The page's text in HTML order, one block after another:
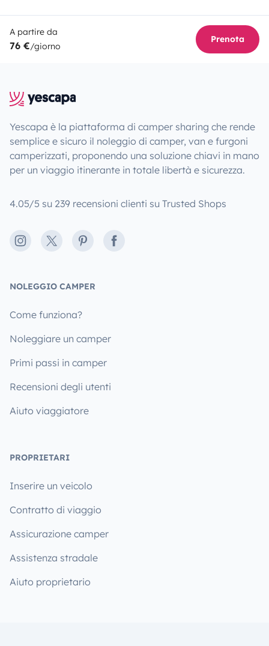
A partire da
76 €/giorno
Prenota
Yescapa è la piattaforma di camper sharing che rende
semplice e sicuro il noleggio di camper, van e furgoni
camperizzati, proponendo una soluzione chiavi in mano
per un viaggio itinerante in totale libertà e sicurezza.
4.05/5 su 239 recensioni clienti su Trusted Shops
Instagram
X PinterestFacebook
NOLEGGIO CAMPER
Come funziona?
Noleggiare un camper
Primi passi in camper
Recensioni degli utenti
Aiuto viaggiatore
PROPRIETARI
Inserire un veicolo
Contratto di viaggio
Assicurazione camper
Assistenza stradale
Aiuto proprietario